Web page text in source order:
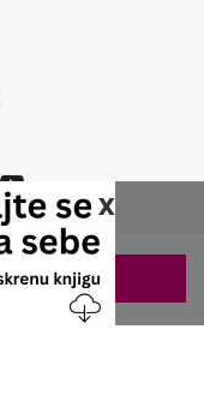
x
460